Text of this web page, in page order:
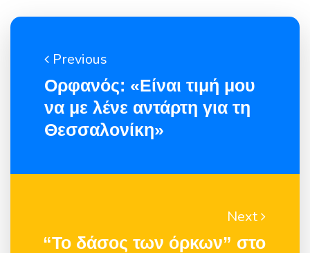
Previous
Ορφανός: «Είναι τιμή μου
να με λένε αντάρτη για τη
Θεσσαλονίκη»
Next
“Το δάσος των όρκων” στο